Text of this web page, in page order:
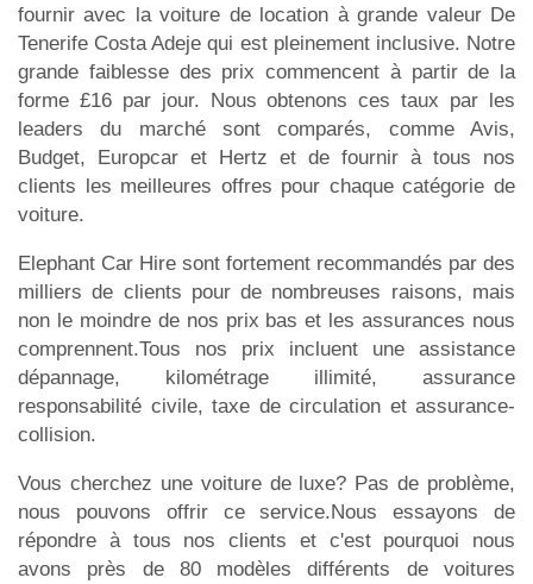
fournir avec la voiture de location à grande valeur De
Tenerife Costa Adeje qui est pleinement inclusive. Notre
grande faiblesse des prix commencent à partir de la
forme £16 par jour. Nous obtenons ces taux par les
leaders du marché sont comparés, comme Avis,
Budget, Europcar et Hertz et de fournir à tous nos
clients les meilleures offres pour chaque catégorie de
voiture.
Elephant Car Hire sont fortement recommandés par des
milliers de clients pour de nombreuses raisons, mais
non le moindre de nos prix bas et les assurances nous
comprennent.Tous nos prix incluent une assistance
dépannage, kilométrage illimité, assurance
responsabilité civile, taxe de circulation et assurance-
collision.
Vous cherchez une voiture de luxe? Pas de problème,
nous pouvons offrir ce service.Nous essayons de
répondre à tous nos clients et c'est pourquoi nous
avons près de 80 modèles différents de voitures